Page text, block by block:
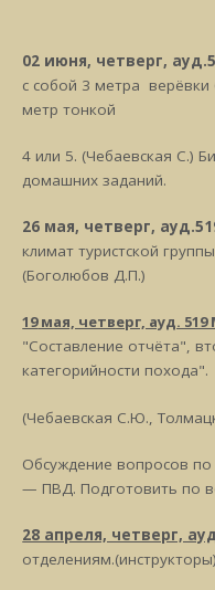
02 июня, четверг,
с собой 3 метра верёвки
метр тонкой
4 или 5. (Чебаевская С.)
домашних заданий.
26 мая, четверг,
климат туристской
(Боголюбов Д.П.)
19мая, четверг, ауд.
"Составление отчёта",
категорийности похода".
(Чебаевская С.Ю.,
Обсуждение вопросов
— ПВД. Подготовить по
28 апреля, четверг,
отделениям.(инструкторы)